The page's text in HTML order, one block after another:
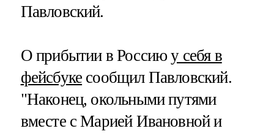
Павловский.
О прибытии в Россиюу себя в
фейсбуке сообщил Павловский.
"Наконец, окольными путями
вместе с Марией Ивановной и